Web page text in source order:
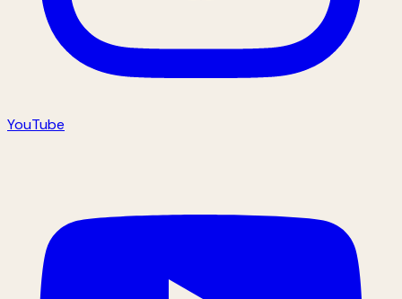
YouTube